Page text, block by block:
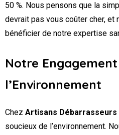
50 %. Nous pensons que la
devrait pas vous coûter cher, et
bénéficier de notre expertise
Notre
l’Environnement
Chez Artisans Débarrasseurs
soucieux de l’environnement.